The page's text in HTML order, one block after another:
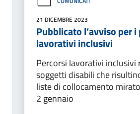
21 DICEMBRE 2023
Pubblicato l’avviso per
lavorativi inclusivi
Percorsi lavorativi inclusivi
soggetti disabili che
liste di collocamento
2 gennaio